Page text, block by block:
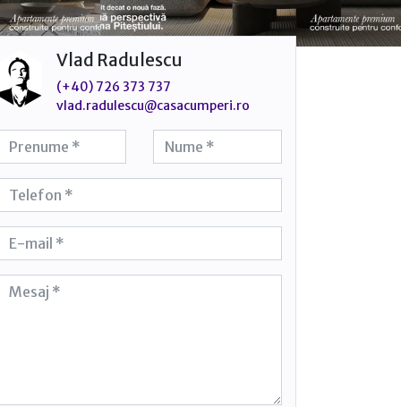
Vlad Radulescu
(+40) 726 373 737
vlad.radulescu@casacumperi.ro